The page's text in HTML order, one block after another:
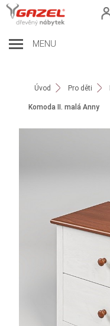
MENU
Úvod Pro děti
Komoda II. malá Anny